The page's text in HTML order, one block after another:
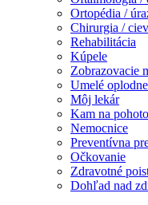
Ortopédia /
Chirurgia /
Rehabilitácia
Kúpele
Zobrazovacie
Umelé
Môj lekár
Kam na
Nemocnice
Preventívna
Očkovanie
Zdravotné
Dohľad nad